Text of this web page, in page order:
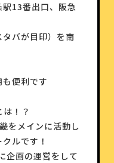
13番出口、阪急
バが目印）を南
便利です
！？
メインに活動し
ルです！
企画の運営をして